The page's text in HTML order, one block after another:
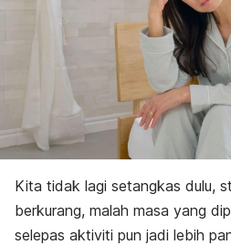
Kita tidak lagi setangkas dulu,
berkurang, malah masa yang
selepas aktiviti pun jadi lebih